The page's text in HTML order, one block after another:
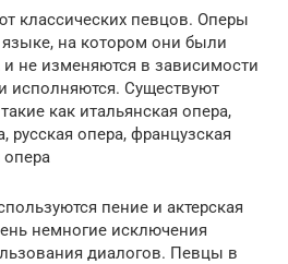
классических певцов. Оперы
на котором они были
не изменяются в зависимости
исполняются. Существуют
как итальянская опера,
русская опера, французская
опера
пение и актерская
немногие исключения
диалогов. Певцы в